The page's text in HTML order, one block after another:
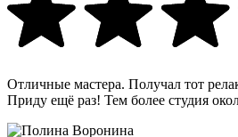
Отличные мастера. Получал тот
Приду ещё раз! Тем более студия